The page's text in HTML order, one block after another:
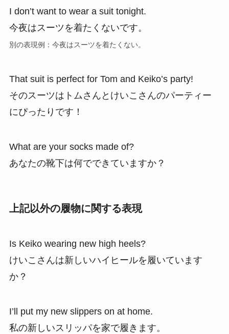
I don’t want to wear a suit tonight.
今夜はスーツを着たくないです。
別の表現例：今夜はスーツを着たくない。
That suit is perfect for Tom and Keiko’s party!
そのスーツはトムさんとけいこさんのパーティー
にぴったりです！
What are your socks made of?
あなたの靴下は何でできていますか？
上記以外の履物に関する表現
Is Keiko wearing new high heels?
けいこさんは新しいハイヒールを履いています
か？
I’ll put my new slippers on at home.
私の新しいスリッパを家で履きます。